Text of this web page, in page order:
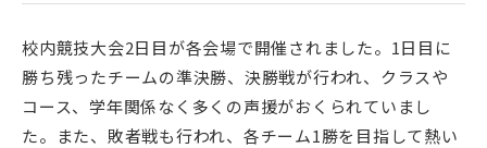
校内競技大会2日目が各会場で開催されました。1日目に
勝ち残ったチームの準決勝、決勝戦が行われ、クラスや
コース、学年関係なく多くの声援がおくられていまし
た。また、敗者戦も行われ、各チーム1勝を目指して熱い